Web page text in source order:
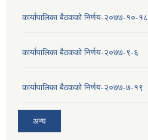
कार्यापालिका बैठकको निर्णय-२०७७-१०-१८
कार्यापालिका बैठकको निर्णय-२०७७-९-६
कार्यापालिका बैठकको निर्णय-२०७७-७-१९
अन्य